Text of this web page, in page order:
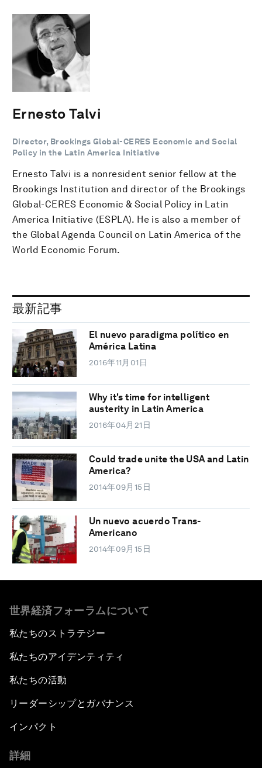
Ernesto Talvi
Director, Brookings Global-CERES Economic and Social
Policy in the Latin America Initiative
Ernesto Talvi is a nonresident senior fellow at the
Brookings Institution and director of the Brookings
Global-CERES Economic & Social Policy in Latin
America Initiative (ESPLA). He is also a member of
the Global Agenda Council on Latin America of the
World Economic Forum.
最新記事
El nuevo paradigma político en
América Latina
2016年11月01日
Why it's time for intelligent
austerity in Latin America
2016年04月21日
Could trade unite the USA and Latin
America?
2014年09月15日
Un nuevo acuerdo Trans-
Americano
2014年09月15日
世界経済フォーラムについて
私たちのストラテジー
私たちのアイデンティティ
私たちの活動
リーダーシップとガバナンス
インパクト
詳細